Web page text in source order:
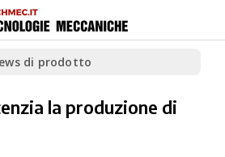
di prodotto
la produzione di